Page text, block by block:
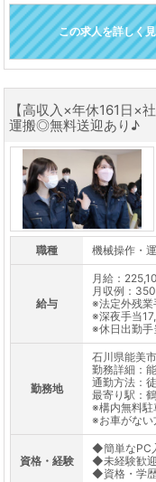
この求人を詳しく
【高収入×年休161日×
運搬◎無料送迎あり♪
職種 機械操作・
給与
月給：
月収例：
※法定外残業
※深夜手当
※休日出勤手
勤務地
石川県能美市
勤務詳細：
通勤方法：
最寄り駅：
※構内無料駐
※お車がない
資格・経験
◆簡単なPC
◆未経験歓迎
◆資格・学